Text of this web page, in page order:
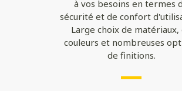
à vos besoins en termes
sécurité et de confort
Large choix de matériaux,
couleurs et nombreuses
de finitions.